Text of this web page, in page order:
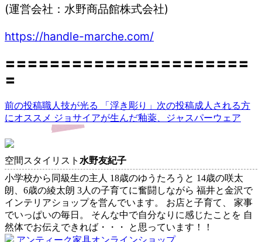
(運営会社：水野商品館株式会社)
https://handle-marche.com/
〓〓〓〓〓〓〓〓〓〓〓〓〓〓〓〓〓〓〓〓〓〓
〓
投
稿
ナ
ビ
ゲ
ー
シ
前の投稿職人技が光る 「浮き彫り」 次の投稿成人される方
にオススメ ジョサイアが生んだ釉薬、ジャスパーウェア
空間スタイリスト 水野友紀子
小学校から同級生の主人 18歳のゆうたろうと 14歳の咲太
朗、6歳の綾太朗 3人の子育てに奮闘しながら 福井と金沢で
インテリアショップを営んでいます。 お店と子育て、 家事
でいっぱいの毎日。 そんな中で自分なりに感じたことを 自
然体でお伝えできれば・・・ と思っています！！
アンティーク家具オンラインショップ